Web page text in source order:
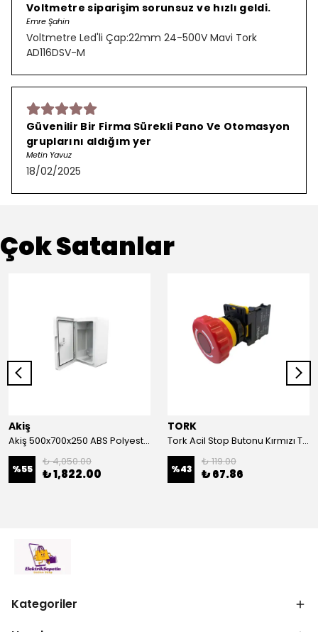
Voltmetre siparişim sorunsuz ve hızlı geldi.
Emre Şahin
Voltmetre Led'li Çap:22mm 24-500V Mavi Tork
AD116DSV-M
Güvenilir Bir Firma Sürekli Pano Ve Otomasyon
gruplarını aldığım yer
Metin Yavuz
18/02/2025
Çok Satanlar
Akiş
Akiş 500x700x250 ABS Polyester Pano | Duvar Pano | Plastik Elektrik Panosu
%55
₺ 4,050.00
₺ 1,822.00
TORK
Tork Acil Stop Butonu Kırmızı TRK-A3-01ZS Acil Durum Butonu | Kırmızı Mantar Tipi NC1
%43
₺ 119.00
₺ 67.86
Kategoriler